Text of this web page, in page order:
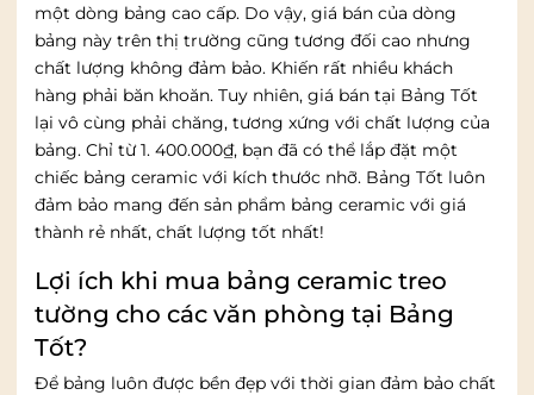
một dòng bảng cao cấp. Do vậy, giá bán của dòng
bảng này trên thị trường cũng tương đối cao nhưng
chất lượng không đảm bảo. Khiến rất nhiều khách
hàng phải băn khoăn. Tuy nhiên, giá bán tại Bảng Tốt
lại vô cùng phải chăng, tương xứng với chất lượng của
bảng. Chỉ từ 1. 400.000₫, bạn đã có thể lắp đặt một
chiếc bảng ceramic với kích thước nhỡ. Bảng Tốt luôn
đảm bảo mang đến sản phẩm bảng ceramic với giá
thành rẻ nhất, chất lượng tốt nhất!
Lợi ích khi mua bảng ceramic treo
tường cho các văn phòng tại Bảng
Tốt?
Để bảng luôn được bền đẹp với thời gian đảm bảo chất